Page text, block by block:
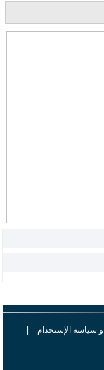
و سياسة الإستخدام
|